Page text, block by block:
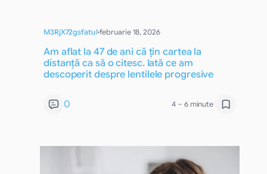
M3RjX72gsfatul·februarie 18, 2026
Am aflat la 47 de ani că țin cartea la
distanță ca să o citesc. Iată ce am
descoperit despre lentilele progresive
0 4 – 6 minute